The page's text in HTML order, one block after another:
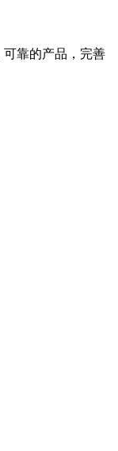
靠的产品，完善